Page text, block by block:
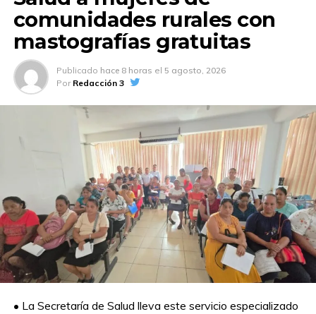
comunidades rurales con
mastografías gratuitas
Publicado hace 8 horas el 5 agosto, 2026
Por Redacción 3
• La Secretaría de Salud lleva este servicio especializado